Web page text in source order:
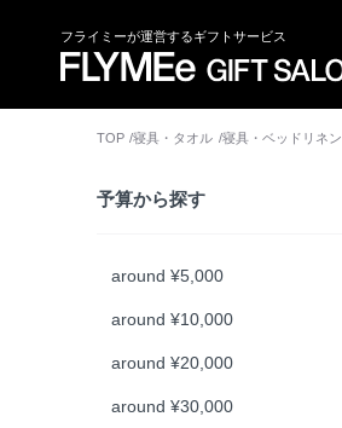
フライミーが運営するギフトサービス
TOP 寝具・タオル 寝具・ベッドリネン
予算から探す
around ¥5,000
around ¥10,000
around ¥20,000
around ¥30,000